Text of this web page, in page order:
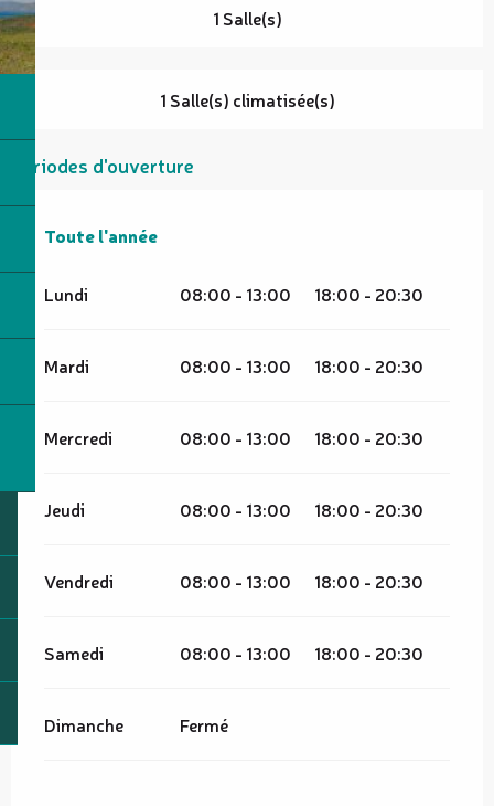
1 Salle(s)
1 Salle(s) climatisée(s)
Périodes d'ouverture
Toute l'année
Toute l'année
Lundi 08:00 - 13:00 18:00 - 20:30
Mardi 08:00 - 13:00 18:00 - 20:30
Mercredi 08:00 - 13:00 18:00 - 20:30
Jeudi 08:00 - 13:00 18:00 - 20:30
Vendredi 08:00 - 13:00 18:00 - 20:30
Samedi 08:00 - 13:00 18:00 - 20:30
Dimanche Fermé